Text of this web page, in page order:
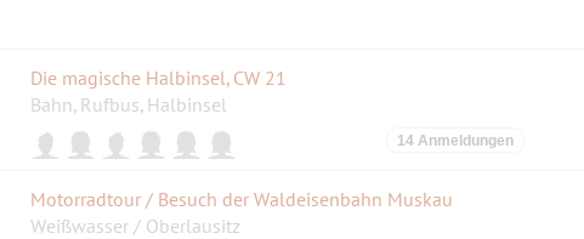
Die magische Halbinsel, CW 21
Bahn, Rufbus, Halbinsel
14 Anmeldungen
Motorradtour / Besuch der Waldeisenbahn Muskau
Weißwasser / Oberlausitz